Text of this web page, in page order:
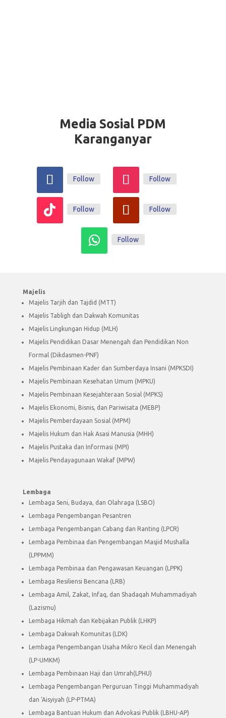
Media Sosial PDM
Karanganyar
Follow Follow
Follow Follow
Follow
Majelis
Majelis Tarjih dan Tajdid (MTT)
Majelis Tabligh dan Dakwah Komunitas
Majelis Lingkungan Hidup (MLH)
Majelis Pendidikan Dasar Menengah dan Pendidikan Non
Formal (Dikdasmen-PNF)
Majelis Pembinaan Kader dan Sumberdaya Insani (MPKSDI)
Majelis Pembinaan Kesehatan Umum (MPKU)
Majelis Pembinaan Kesejahteraan Sosial (MPKS)
Majelis Ekonomi, Bisnis, dan Pariwisata (MEBP)
Majelis Pemberdayaan Sosial (MPM)
Majelis Hukum dan Hak Asasi Manusia (MHH)
Majelis Pustaka dan Informasi (MPI)
Majelis Pendayagunaan Wakaf (MPW)
Lembaga
Lembaga Seni, Budaya, dan Olahraga (LSBO)
Lembaga Pengembangan Pesantren
Lembaga Pengembangan Cabang dan Ranting (LPCR)
Lembaga Pembinaa dan Pengembangan Masjid Mushalla
(LPPMM)
Lembaga Pembinaa dan Pengawasan Keuangan (LPPK)
Lembaga Resiliensi Bencana (LRB)
Lembaga Amil, Zakat, Infaq, dan Shadaqah Muhammadiyah
(Lazismu)
Lembaga Hikmah dan Kebijakan Publik (LHKP)
Lembaga Dakwah Komunitas (LDK)
Lembaga Pengembangan Usaha Mikro Kecil dan Menengah
(LP-UMKM)
Lembaga Pembinaan Haji dan Umrah(LPHU)
Lembaga Pengembangan Perguruan Tinggi Muhammadiyah
dan ‘Aisyiyah (LP-PTMA)
Lembaga Bantuan Hukum dan Advokasi Publik (LBHU-AP)